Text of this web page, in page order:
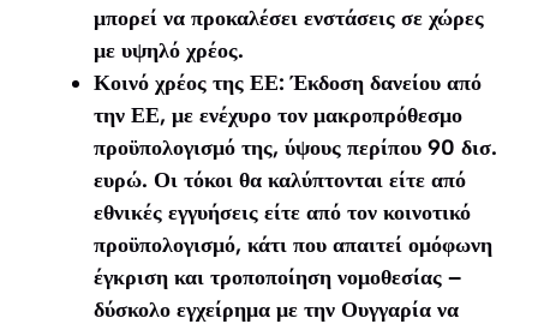
μπορεί να προκαλέσει ενστάσεις σε χώρες
με υψηλό χρέος.
Κοινό χρέος της ΕΕ: Έκδοση δανείου από
την ΕΕ, με ενέχυρο τον μακροπρόθεσμο
προϋπολογισμό της, ύψους περίπου 90 δισ.
ευρώ. Οι τόκοι θα καλύπτονται είτε από
εθνικές εγγυήσεις είτε από τον κοινοτικό
προϋπολογισμό, κάτι που απαιτεί ομόφωνη
έγκριση και τροποποίηση νομοθεσίας –
δύσκολο εγχείρημα με την Ουγγαρία να